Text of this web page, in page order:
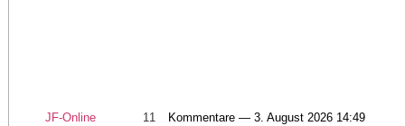
JF-Online 11 Kommentare — 3. August 2026 14:49